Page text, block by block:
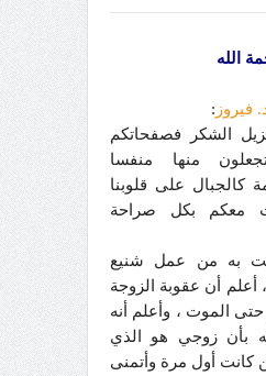
الله
فيروز :
الشكر فصفحاتكم
منها منفسا
كالجبال على قلوبنا
معكم بكل صراحة
به من عمل شنيع
أعلم أن عقوبة الزوجة
حتى الموت ، وأعلم أنه
بأن زوجي هو الذي
كانت أول مرة وأتمنى